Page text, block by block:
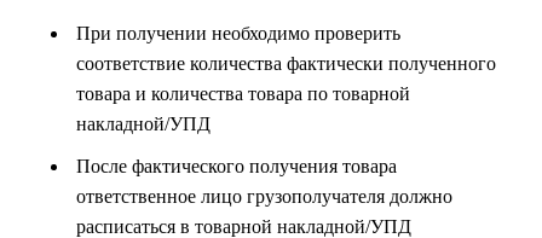
При получении необходимо проверить
соответствие количества фактически полученного
товара и количества товара по товарной
накладной/УПД
После фактического получения товара
ответственное лицо грузополучателя должно
расписаться в товарной накладной/УПД